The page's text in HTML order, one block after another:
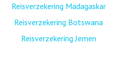
Reisverzekering Madagaskar
Reisverzekering Botswana
Reisverzekering Jemen